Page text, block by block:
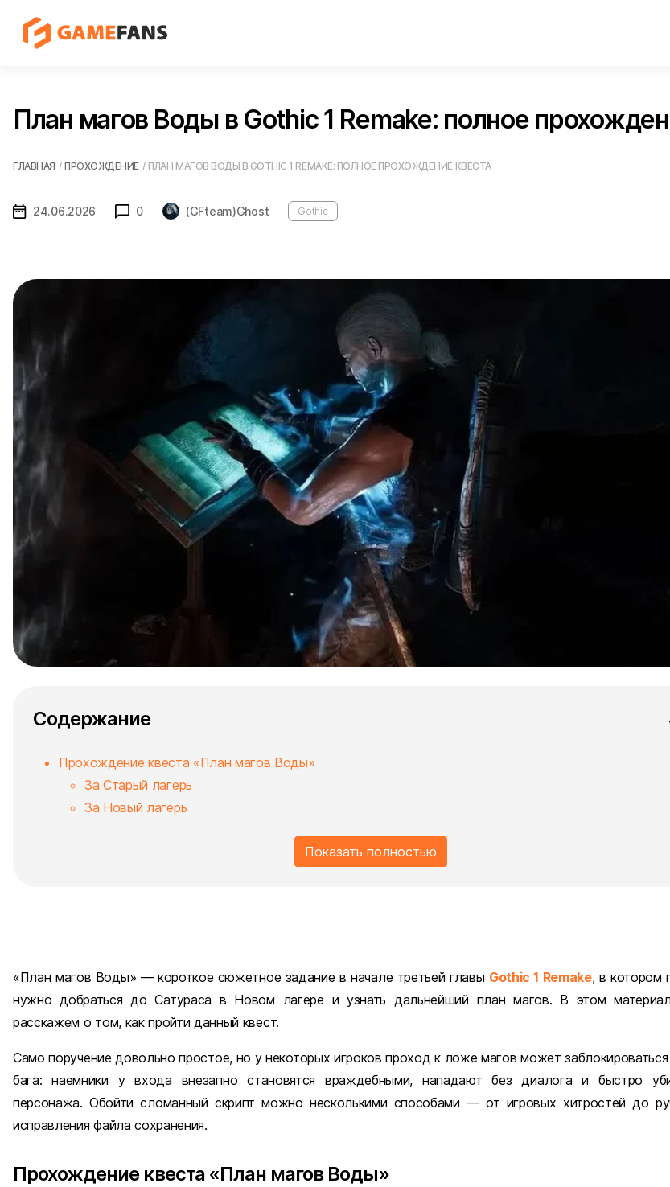
План магов Воды в Gothic 1 Remake: полное
ГЛАВНАЯ / ПРОХОЖДЕНИЕ / ПЛАН МАГОВ ВОДЫ В GOTHIC 1 REMAKE: ПОЛНОЕ ПРОХОЖДЕНИЕ КВЕСТА
24.06.2026 0 (GFteam)Ghost Gothic
Содержание
Прохождение квеста «План магов Воды»
За Старый лагерь
За Новый лагерь
Показать полностью
«План магов Воды» — короткое сюжетное задание в начале третьей главы Gothic 1 Remake, в котором
нужно добраться до Сатураса в Новом лагере и узнать дальнейший план магов. В этом
расскажем о том, как пройти данный квест.
Само поручение довольно простое, но у некоторых игроков проход к ложе магов может заблокироваться
бага: наемники у входа внезапно становятся враждебными, нападают без диалога и быстро
персонажа. Обойти сломанный скрипт можно несколькими способами — от игровых хитростей до
исправления файла сохранения.
Прохождение квеста «План магов Воды»